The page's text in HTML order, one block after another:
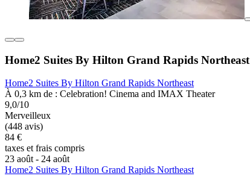
Home2 Suites By Hilton Grand Rapids Northeast
Home2 Suites By Hilton Grand Rapids Northeast
À 0,3 km de : Celebration! Cinema and IMAX Theater
9,0/10
Merveilleux
(448 avis)
84 €
taxes et frais compris
23 août - 24 août
Home2 Suites By Hilton Grand Rapids Northeast